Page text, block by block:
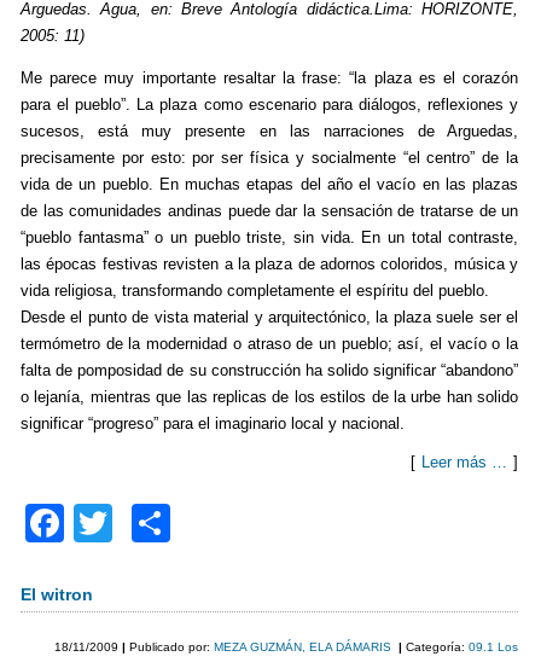
Arguedas. Agua, en: Breve Antología didáctica.Lima: HORIZONTE,
2005: 11)
Me parece muy importante resaltar la frase: “la plaza es el corazón
para el pueblo”. La plaza como escenario para diálogos, reflexiones y
sucesos, está muy presente en las narraciones de Arguedas,
precisamente por esto: por ser física y socialmente “el centro” de la
vida de un pueblo. En muchas etapas del año el vacío en las plazas
de las comunidades andinas puede dar la sensación de tratarse de un
“pueblo fantasma” o un pueblo triste, sin vida. En un total contraste,
las épocas festivas revisten a la plaza de adornos coloridos, música y
vida religiosa, transformando completamente el espíritu del pueblo.
Desde el punto de vista material y arquitectónico, la plaza suele ser el
termómetro de la modernidad o atraso de un pueblo; así, el vacío o la
falta de pomposidad de su construcción ha solido significar “abandono”
o lejanía, mientras que las replicas de los estilos de la urbe han solido
significar “progreso” para el imaginario local y nacional.
[ Leer más … ]
F
c
e
tt
er
m
p
El witron
18/11/2009 | Publicado por:MEZA GUZMÁN, ELA DÁMARIS |Categoría:09.1 Los